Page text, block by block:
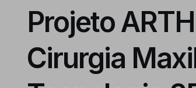
Projeto
Cirurgia